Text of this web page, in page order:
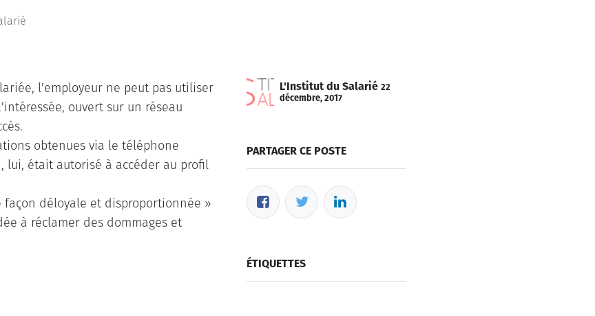
l'employeur ne peut pas utiliser
ouvert sur un réseau
obtenues via le téléphone
était autorisé à accéder au profil
déloyale et disproportionnée »
à réclamer des dommages et
L'Institut du Salarié 22
décembre, 2017
PARTAGER CE POSTE
ÉTIQUETTES